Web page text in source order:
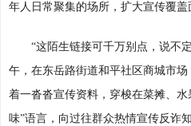
年人日常聚集的场所，扩大宣传覆盖
“这陌生链接可千万别点，说不
午，在东岳路街道和平社区商城市
着一沓沓宣传资料，穿梭在菜摊、
味”语言，向过往群众热情宣传反诈